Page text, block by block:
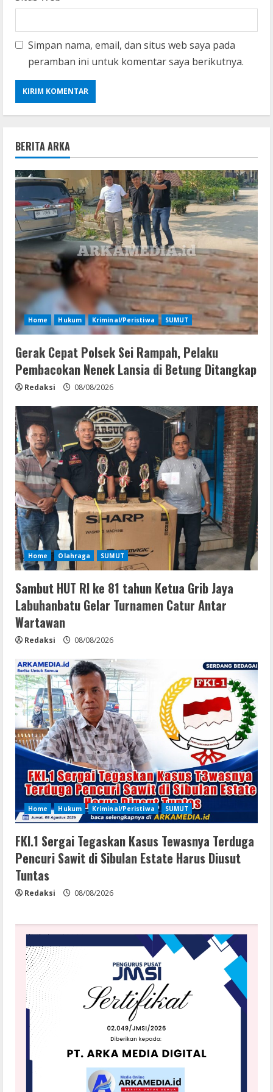
Simpan nama, email, dan situs web saya pada
peramban ini untuk komentar saya berikutnya.
BERITA ARKA
Home Hukum Kriminal/Peristiwa SUMUT
Gerak Cepat Polsek Sei Rampah, Pelaku
Pembacokan Nenek Lansia di Betung Ditangkap
Redaksi 08/08/2026
Home Olahraga SUMUT
Sambut HUT RI ke 81 tahun Ketua Grib Jaya
Labuhanbatu Gelar Turnamen Catur Antar
Wartawan
Redaksi 08/08/2026
Home Hukum Kriminal/Peristiwa SUMUT
FKI.1 Sergai Tegaskan Kasus Tewasnya Terduga
Pencuri Sawit di Sibulan Estate Harus Diusut
Tuntas
Redaksi 08/08/2026